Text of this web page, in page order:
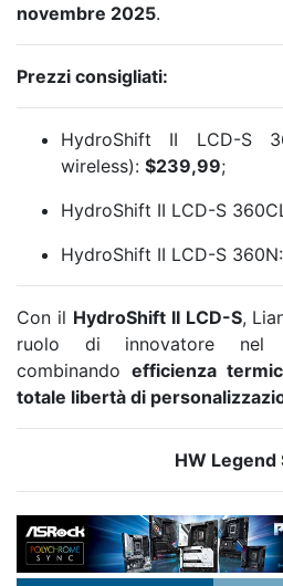
novembre 2025.
Prezzi consigliati:
HydroShift II LCD-S
wireless): $239,99;
HydroShift II LCD-S
HydroShift II LCD-S 360N:
Con il HydroShift II LCD-S,
ruolo di innovatore nel
combinando efficienza
totale libertà di
HW Legend